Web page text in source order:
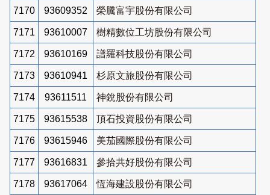
7170 93609352 榮騰富宇股份有限公司
7171 93610007 樹精數位工坊股份有限公司
7172 93610169 譜羅科技股份有限公司
7173 93610941 杉原文旅股份有限公司
7174 93611511 神銳股份有限公司
7175 93615538 頂石投資股份有限公司
7176 93615946 美茄國際股份有限公司
7177 93616831 參拾共好股份有限公司
7178 93617064 恆海建設股份有限公司